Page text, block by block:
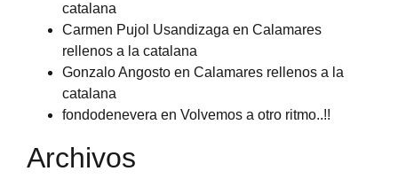
catalana
Carmen Pujol Usandizaga en Calamares
rellenos a la catalana
Gonzalo Angosto en Calamares rellenos a la
catalana
fondodenevera en Volvemos a otro ritmo..!!
Archivos